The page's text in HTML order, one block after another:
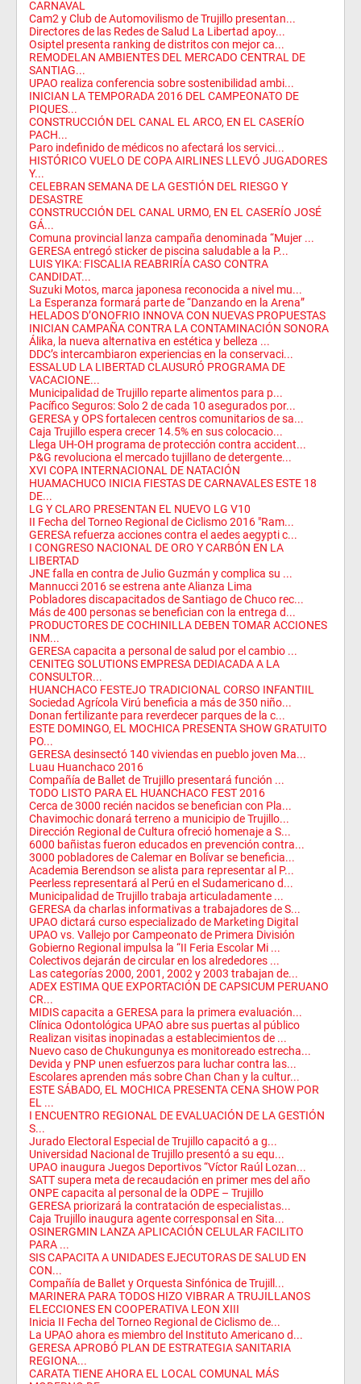
CARNAVAL
Cam2 y Club de Automovilismo de Trujillo presentan...
Directores de las Redes de Salud La Libertad apoy...
Osiptel presenta ranking de distritos con mejor ca...
REMODELAN AMBIENTES DEL MERCADO CENTRAL DE
SANTIAG...
UPAO realiza conferencia sobre sostenibilidad ambi...
INICIAN LA TEMPORADA 2016 DEL CAMPEONATO DE
PIQUES...
CONSTRUCCIÓN DEL CANAL EL ARCO, EN EL CASERÍO
PACH...
Paro indefinido de médicos no afectará los servici...
HISTÓRICO VUELO DE COPA AIRLINES LLEVÓ JUGADORES
Y...
CELEBRAN SEMANA DE LA GESTIÓN DEL RIESGO Y
DESASTRE
CONSTRUCCIÓN DEL CANAL URMO, EN EL CASERÍO JOSÉ
GÁ...
Comuna provincial lanza campaña denominada “Mujer ...
GERESA entregó sticker de piscina saludable a la P...
LUIS YIKA: FISCALIA REABRIRÍA CASO CONTRA
CANDIDAT...
Suzuki Motos, marca japonesa reconocida a nivel mu...
La Esperanza formará parte de “Danzando en la Arena”
HELADOS D’ONOFRIO INNOVA CON NUEVAS PROPUESTAS
INICIAN CAMPAÑA CONTRA LA CONTAMINACIÓN SONORA
Álika, la nueva alternativa en estética y belleza ...
DDC’s intercambiaron experiencias en la conservaci...
ESSALUD LA LIBERTAD CLAUSURÓ PROGRAMA DE
VACACIONE...
Municipalidad de Trujillo reparte alimentos para p...
Pacífico Seguros: Solo 2 de cada 10 asegurados por...
GERESA y OPS fortalecen centros comunitarios de sa...
Caja Trujillo espera crecer 14.5% en sus colocacio...
Llega UH-OH programa de protección contra accident...
P&G revoluciona el mercado tujillano de detergente...
XVI COPA INTERNACIONAL DE NATACIÓN
HUAMACHUCO INICIA FIESTAS DE CARNAVALES ESTE 18
DE...
LG Y CLARO PRESENTAN EL NUEVO LG V10
II Fecha del Torneo Regional de Ciclismo 2016 "Ram...
GERESA refuerza acciones contra el aedes aegypti c...
I CONGRESO NACIONAL DE ORO Y CARBÓN EN LA
LIBERTAD
JNE falla en contra de Julio Guzmán y complica su ...
Mannucci 2016 se estrena ante Alianza Lima
Pobladores discapacitados de Santiago de Chuco rec...
Más de 400 personas se benefician con la entrega d...
PRODUCTORES DE COCHINILLA DEBEN TOMAR ACCIONES
INM...
GERESA capacita a personal de salud por el cambio ...
CENITEG SOLUTIONS EMPRESA DEDIACADA A LA
CONSULTOR...
HUANCHACO FESTEJO TRADICIONAL CORSO INFANTIIL
Sociedad Agrícola Virú beneficia a más de 350 niño...
Donan fertilizante para reverdecer parques de la c...
ESTE DOMINGO, EL MOCHICA PRESENTA SHOW GRATUITO
PO...
GERESA desinsectó 140 viviendas en pueblo joven Ma...
Luau Huanchaco 2016
Compañía de Ballet de Trujillo presentará función ...
TODO LISTO PARA EL HUANCHACO FEST 2016
Cerca de 3000 recién nacidos se benefician con Pla...
Chavimochic donará terreno a municipio de Trujillo...
Dirección Regional de Cultura ofreció homenaje a S...
6000 bañistas fueron educados en prevención contra...
3000 pobladores de Calemar en Bolívar se beneficia...
Academia Berendson se alista para representar al P...
Peerless representará al Perú en el Sudamericano d...
Municipalidad de Trujillo trabaja articuladamente ...
GERESA da charlas informativas a trabajadores de S...
UPAO dictará curso especializado de Marketing Digital
UPAO vs. Vallejo por Campeonato de Primera División
Gobierno Regional impulsa la “II Feria Escolar Mi ...
Colectivos dejarán de circular en los alrededores ...
Las categorías 2000, 2001, 2002 y 2003 trabajan de...
ADEX ESTIMA QUE EXPORTACIÓN DE CAPSICUM PERUANO
CR...
MIDIS capacita a GERESA para la primera evaluación...
Clínica Odontológica UPAO abre sus puertas al público
Realizan visitas inopinadas a establecimientos de ...
Nuevo caso de Chukungunya es monitoreado estrecha...
Devida y PNP unen esfuerzos para luchar contra las...
Escolares aprenden más sobre Chan Chan y la cultur...
ESTE SÁBADO, EL MOCHICA PRESENTA CENA SHOW POR
EL ...
I ENCUENTRO REGIONAL DE EVALUACIÓN DE LA GESTIÓN
S...
Jurado Electoral Especial de Trujillo capacitó a g...
Universidad Nacional de Trujillo presentó a su equ...
UPAO inaugura Juegos Deportivos “Víctor Raúl Lozan...
SATT supera meta de recaudación en primer mes del año
ONPE capacita al personal de la ODPE – Trujillo
GERESA priorizará la contratación de especialistas...
Caja Trujillo inaugura agente corresponsal en Sita...
OSINERGMIN LANZA APLICACIÓN CELULAR FACILITO
PARA ...
SIS CAPACITA A UNIDADES EJECUTORAS DE SALUD EN
CON...
Compañía de Ballet y Orquesta Sinfónica de Trujill...
MARINERA PARA TODOS HIZO VIBRAR A TRUJILLANOS
ELECCIONES EN COOPERATIVA LEON XIII
Inicia II Fecha del Torneo Regional de Ciclismo de...
La UPAO ahora es miembro del Instituto Americano d...
GERESA APROBÓ PLAN DE ESTRATEGIA SANITARIA
REGIONA...
CARATA TIENE AHORA EL LOCAL COMUNAL MÁS